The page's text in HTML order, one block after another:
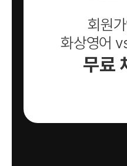
회원
화상영어
무료